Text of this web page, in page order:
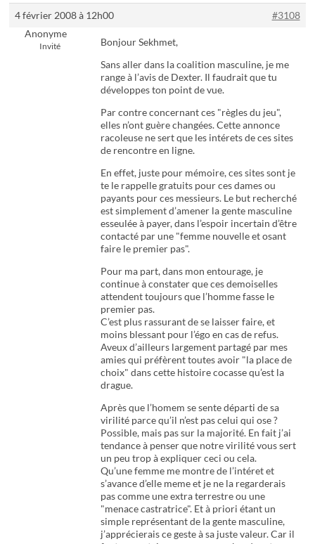
4 février 2008 à 12h00
#3108
Anonyme
Invité
Bonjour Sekhmet,
Sans aller dans la coalition masculine, je me
range à l’avis de Dexter. Il faudrait que tu
développes ton point de vue.
Par contre concernant ces "règles du jeu",
elles n’ont guère changées. Cette annonce
racoleuse ne sert que les intérets de ces sites
de rencontre en ligne.
En effet, juste pour mémoire, ces sites sont je
te le rappelle gratuits pour ces dames ou
payants pour ces messieurs. Le but recherché
est simplement d’amener la gente masculine
esseulée à payer, dans l’espoir incertain d’être
contacté par une "femme nouvelle et osant
faire le premier pas".
Pour ma part, dans mon entourage, je
continue à constater que ces demoiselles
attendent toujours que l’homme fasse le
premier pas.
C’est plus rassurant de se laisser faire, et
moins blessant pour l’égo en cas de refus.
Aveux d’ailleurs largement partagé par mes
amies qui préfèrent toutes avoir "la place de
choix" dans cette histoire cocasse qu’est la
drague.
Après que l’homem se sente départi de sa
virilité parce qu’il n’est pas celui qui ose ?
Possible, mais pas sur la majorité. En fait j’ai
tendance à penser que notre virilité vous sert
un peu trop à expliquer ceci ou cela.
Qu’une femme me montre de l’intéret et
s’avance d’elle meme et je ne la regarderais
pas comme une extra terrestre ou une
"menace castratrice". Et à priori étant un
simple représentant de la gente masculine,
j’apprécierais ce geste à sa juste valeur. Car il